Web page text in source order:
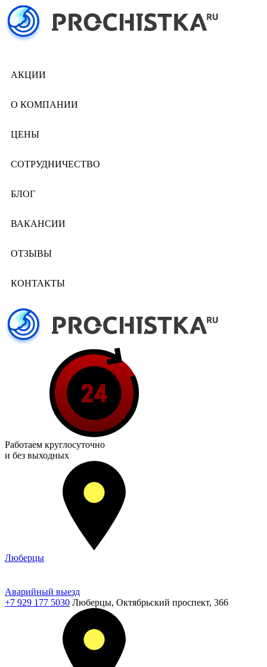
АКЦИИ
О КОМПАНИИ
ЦЕНЫ
СОТРУДНИЧЕСТВО
БЛОГ
ВАКАНСИИ
ОТЗЫВЫ
КОНТАКТЫ
Работаем круглосуточно
и без выходных
Люберцы
Аварийный выезд
+7 929 177 5030 Люберцы, Октябрьский проспект, 366